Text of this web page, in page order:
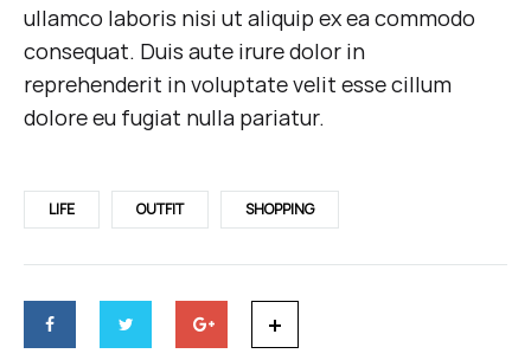
ullamco laboris nisi ut aliquip ex ea commodo
consequat. Duis aute irure dolor in
reprehenderit in voluptate velit esse cillum
dolore eu fugiat nulla pariatur.
LIFE OUTFIT SHOPPING